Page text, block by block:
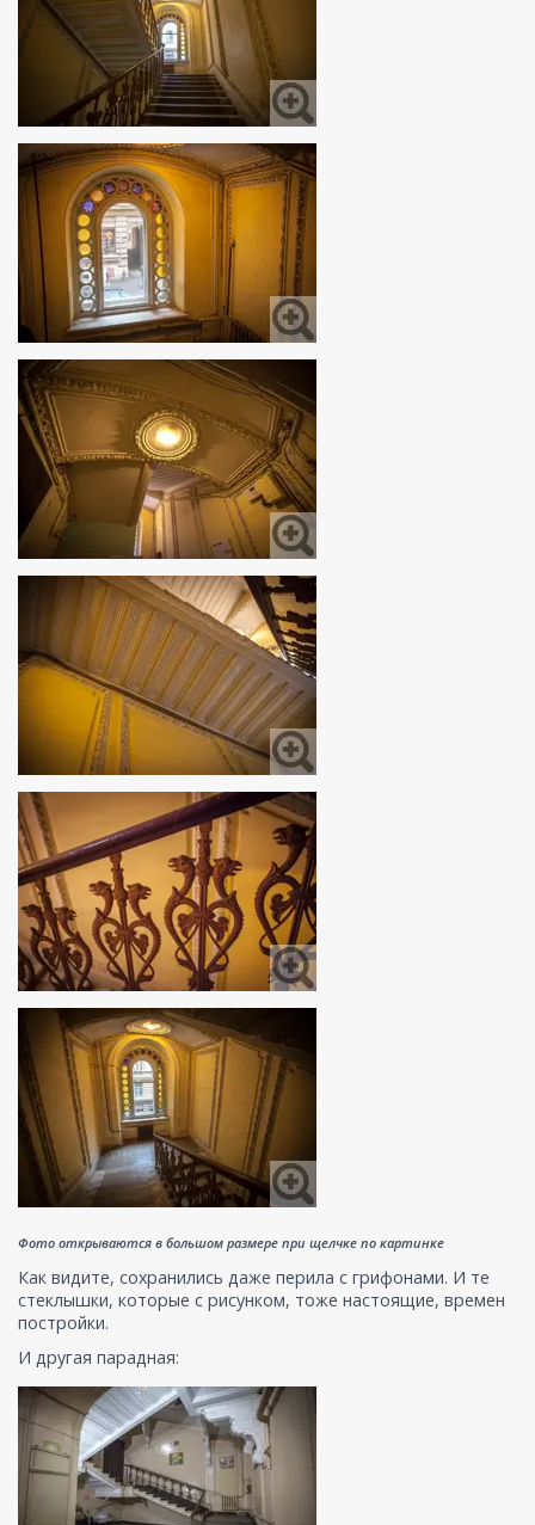
Фото открываются в большом размере при щелчке по картинке
Как видите, сохранились даже перила с грифонами. И те
стеклышки, которые с рисунком, тоже настоящие, времен
постройки.
И другая парадная: